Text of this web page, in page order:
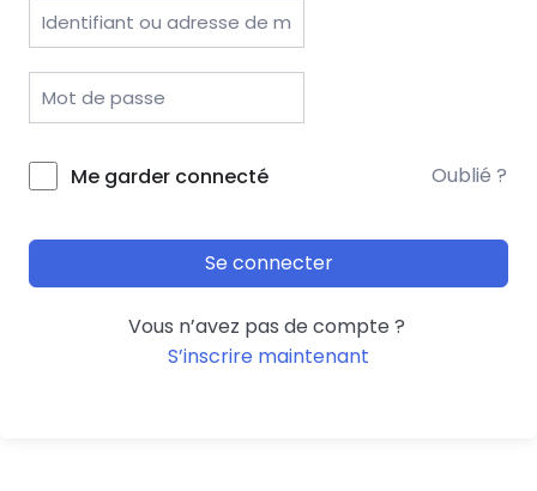
Me garder connecté Oublié ?
Se connecter
Vous n’avez pas de compte ?
S’inscrire maintenant